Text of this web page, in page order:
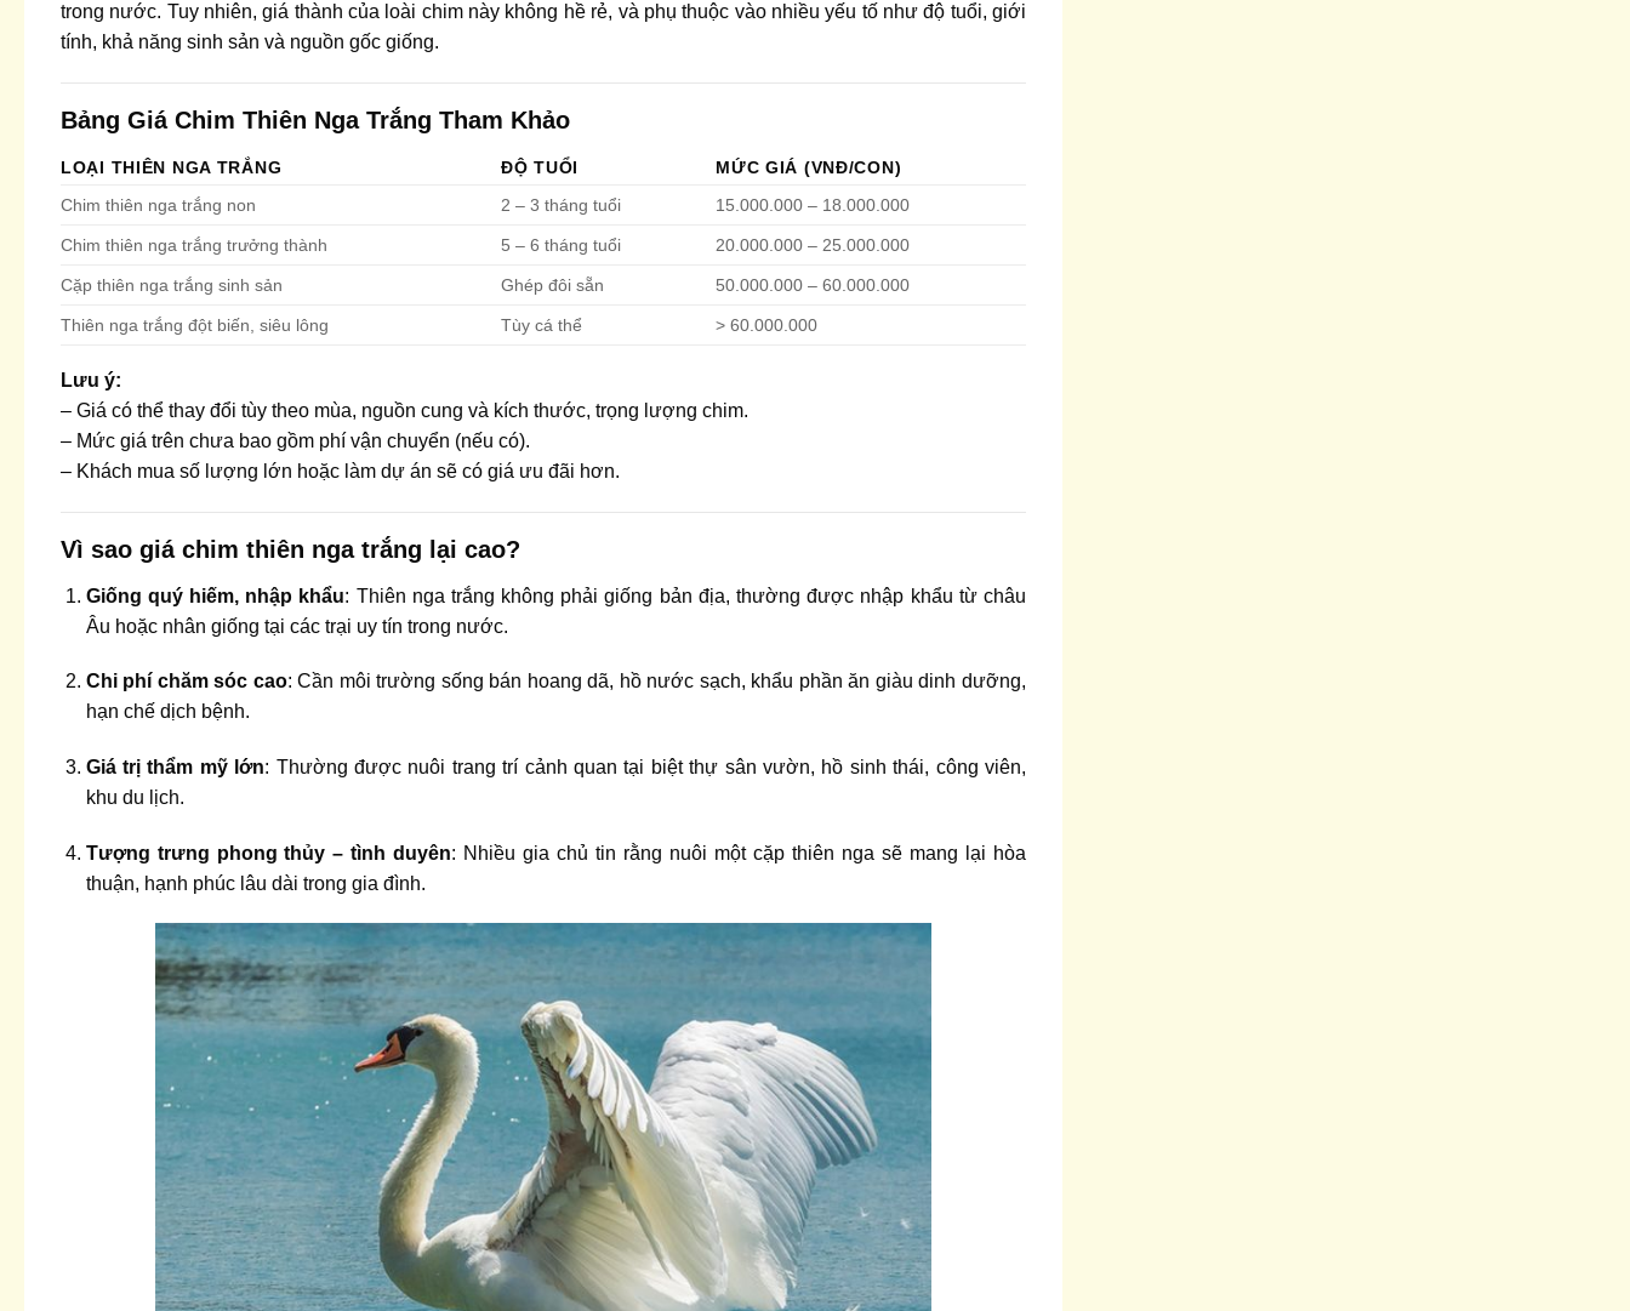
trong nước. Tuy nhiên, giá thành của loài chim này không hề rẻ, và phụ thuộc vào nhiều yếu tố như độ tuổi, giới
tính, khả năng sinh sản và nguồn gốc giống.
Bảng Giá Chim Thiên Nga Trắng Tham Khảo
LOẠI THIÊN NGA TRẮNG ĐỘ TUỔI
MỨC GIÁ (VNĐ/CON)
Chim thiên nga trắng non
2 – 3 tháng tuổi 15.000.000 – 18.000.000
Chim thiên nga trắng trưởng thành 5 – 6 tháng tuổi 20.000.000 – 25.000.000
Cặp thiên nga trắng sinh sản Ghép đôi sẵn 50.000.000 – 60.000.000
Thiên nga trắng đột biến, siêu lông Tùy cá thể > 60.000.000
Lưu ý:
– Giá có thể thay đổi tùy theo mùa, nguồn cung và kích thước, trọng lượng chim.
– Mức giá trên chưa bao gồm phí vận chuyển (nếu có).
– Khách mua số lượng lớn hoặc làm dự án sẽ có giá ưu đãi hơn.
Vì sao giá chim thiên nga trắng lại cao?
Giống quý hiếm, nhập khẩu: Thiên nga trắng không phải giống bản địa, thường được nhập khẩu từ châu
Âu hoặc nhân giống tại các trại uy tín trong nước.
Chi phí chăm sóc cao: Cần môi trường sống bán hoang dã, hồ nước sạch, khẩu phần ăn giàu dinh dưỡng,
hạn chế dịch bệnh.
Giá trị thẩm mỹ lớn: Thường được nuôi trang trí cảnh quan tại biệt thự sân vườn, hồ sinh thái, công viên,
khu du lịch.
Tượng trưng phong thủy – tình duyên: Nhiều gia chủ tin rằng nuôi một cặp thiên nga sẽ mang lại hòa
thuận, hạnh phúc lâu dài trong gia đình.